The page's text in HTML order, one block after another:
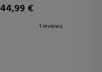
44,99 €
1 reviews